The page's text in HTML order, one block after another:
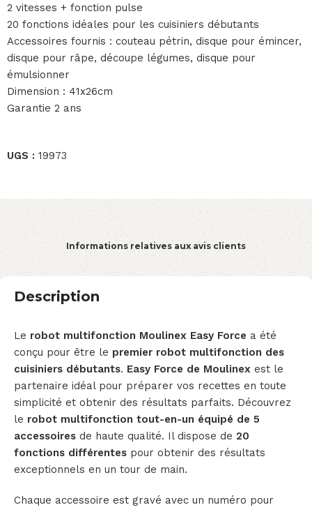
2 vitesses + fonction pulse
20 fonctions idéales pour les cuisiniers débutants
Accessoires fournis : couteau pétrin, disque pour émincer,
disque pour râpe, découpe légumes, disque pour
émulsionner
Dimension : 41x26cm
Garantie 2 ans
UGS : 19973
Informations relatives aux avis clients
Description
Le robot multifonction Moulinex Easy Force a été
conçu pour être le premier robot multifonction des
cuisiniers débutants. Easy Force de Moulinex est le
partenaire idéal pour préparer vos recettes en toute
simplicité et obtenir des résultats parfaits. Découvrez
le robot multifonction tout-en-un équipé de 5
accessoires de haute qualité. Il dispose de 20
fonctions différentes pour obtenir des résultats
exceptionnels en un tour de main.
Chaque accessoire est gravé avec un numéro pour